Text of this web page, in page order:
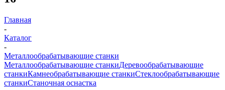
Главная
-
Каталог
-
Металлообрабатывающие станки
Металлообрабатывающие станкиДеревообрабатывающие
станкиКамнеобрабатывающие станкиСтеклообрабатывающие
станкиСтаночная оснастка